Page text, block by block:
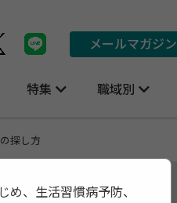
特集 職域別
メールマガジン
探し方
め、生活習慣病予防、